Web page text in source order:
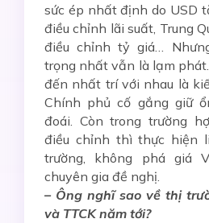
sức ép nhất định do USD
điều chỉnh lãi suất, Trung
điều chỉnh tỷ giá…
trọng nhất vẫn là lạm
đến nhất trí với nhau là
Chính phủ cố gắng giữ
đoái. Còn trong trường
điều chỉnh thì thực hiện
trường, không phá giá
chuyên gia đề nghị.
– Ông nghĩ sao về thị
và TTCK năm tới?